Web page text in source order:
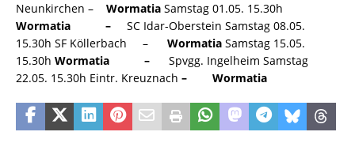
Neunkirchen – Wormatia Samstag 01.05. 15.30h
Wormatia – SC Idar-Oberstein Samstag 08.05.
15.30h SF Köllerbach – Wormatia Samstag 15.05.
15.30h Wormatia – Spvgg. Ingelheim Samstag
22.05. 15.30h Eintr. Kreuznach – Wormatia